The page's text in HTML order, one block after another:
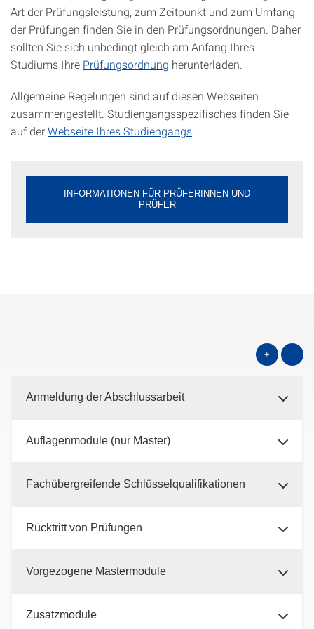
Art der Prüfungsleistung, zum Zeitpunkt und zum Umfang
der Prüfungen finden Sie in den Prüfungsordnungen. Daher
sollten Sie sich unbedingt gleich am Anfang Ihres
Studiums Ihre Prüfungsordnung herunterladen.
Allgemeine Regelungen sind auf diesen Webseiten
zusammengestellt. Studiengangsspezifisches finden Sie
auf derWebseite Ihres Studiengangs
INFORMATIONEN FÜR PRÜFERINNEN UND
PRÜFER
+ -
Anmeldung der Abschlussarbeit
Auflagenmodule (nur Master)
Fachübergreifende Schlüsselqualifikationen
Rücktritt von Prüfungen
Vorgezogene Mastermodule
Zusatzmodule